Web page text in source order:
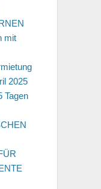
mit
2025
Tagen